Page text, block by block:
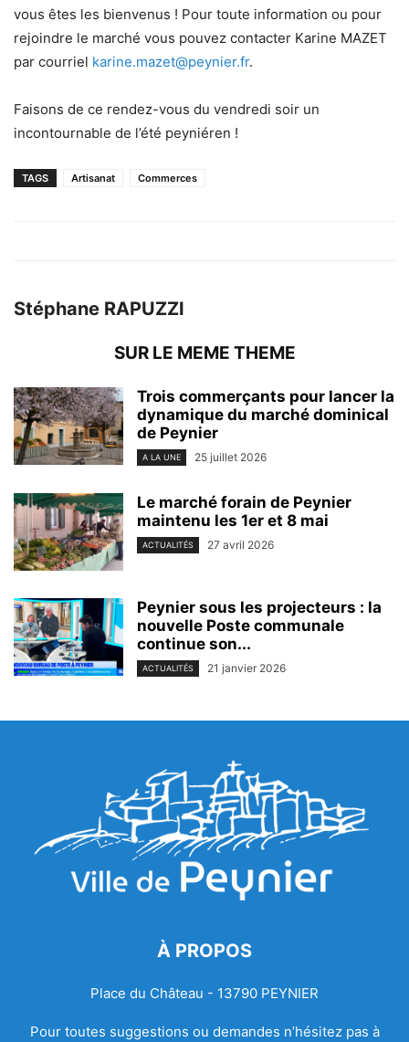
vous êtes les bienvenus ! Pour toute information ou pour
rejoindre le marché vous pouvez contacter Karine MAZET
par courriel karine.mazet@peynier.fr.
Faisons de ce rendez-vous du vendredi soir un
incontournable de l’été peyniéren !
TAGS Artisanat Commerces
Stéphane RAPUZZI
SUR LE MEME THEME
Trois commerçants pour lancer la
dynamique du marché dominical
de Peynier
A LA UNE 25 juillet 2026
Le marché forain de Peynier
maintenu les 1er et 8 mai
ACTUALITÉS 27 avril 2026
Peynier sous les projecteurs : la
nouvelle Poste communale
continue son...
ACTUALITÉS 21 janvier 2026
À PROPOS
Place du Château - 13790 PEYNIER
Pour toutes suggestions ou demandes n’hésitez pas à